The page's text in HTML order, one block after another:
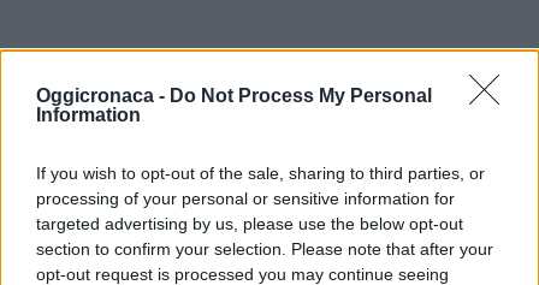
Oggicronaca - Do Not Process My Personal
Information
If you wish to opt-out of the sale, sharing to third parties, or
processing of your personal or sensitive information for
targeted advertising by us, please use the below opt-out
section to confirm your selection. Please note that after your
opt-out request is processed you may continue seeing